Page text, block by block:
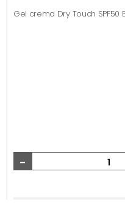
Gel crema Dry Touch SPF50
-